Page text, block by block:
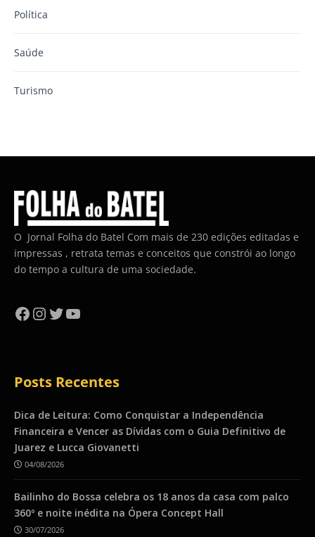
Política
Saúde
Turismo
O Jornal Folha do Batel Com mais de 230 edições editadas e
impressas , retrata temas e conceitos que constrói ao longo
do tempo a cultura de uma sociedade.
Facebook
Instagram
Twitter
YouTube
Posts Recentes
Dica de Leitura: Como Conquistar a Independência
Financeira e Vencer as Dívidas com o Guia Definitivo de
Juarez e Lucca Giovanetti
04/08/2026
Bailinho do Bossa celebra os 18 anos da casa com palco
360º e noite inédita na Ópera Concept Hall
30/07/2026